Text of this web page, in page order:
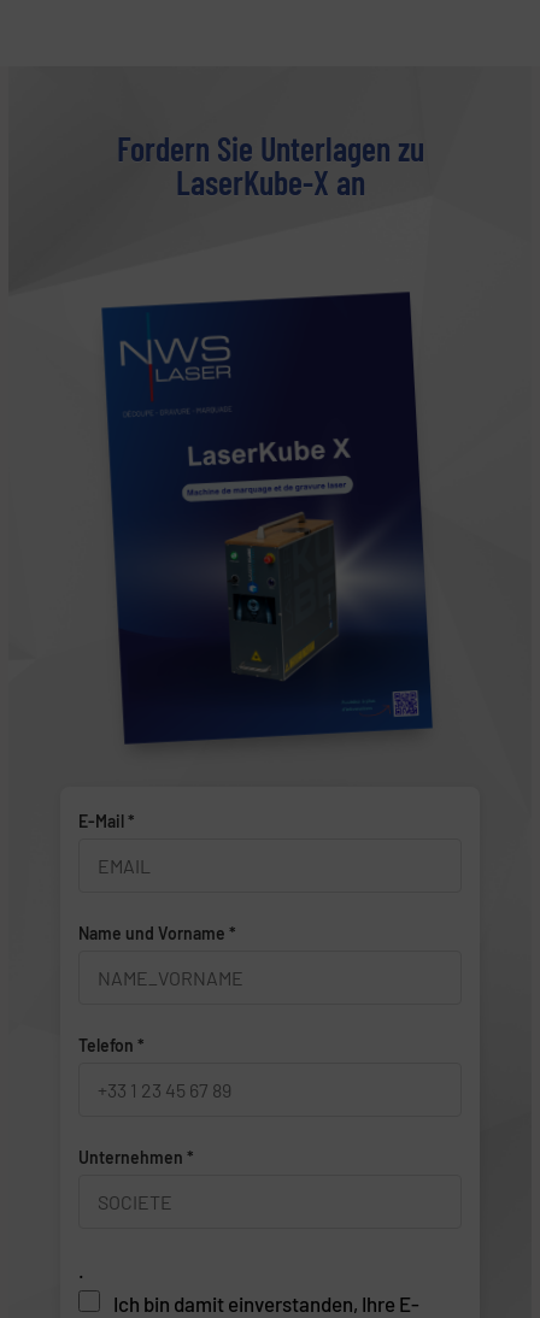
Fordern Sie Unterlagen zu
LaserKube-X an
E-Mail *
Name und Vorname *
Telefon *
Unternehmen *
.
Ich bin damit einverstanden, Ihre E-